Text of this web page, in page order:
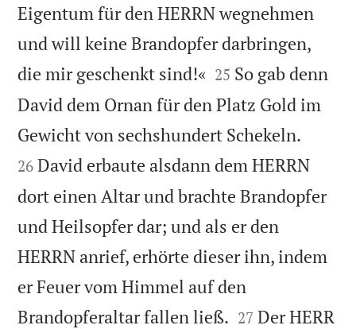
Eigentum für den HERRN wegnehmen
und will keine Brandopfer darbringen,
die mir geschenkt sind!« 

25 So gab denn
David dem Ornan für den Platz Gold im
Gewicht von sechshundert Schekeln.
26 David erbaute alsdann dem HERRN
dort einen Altar und brachte Brandopfer
und Heilsopfer dar; und als er den
HERRN anrief, erhörte dieser ihn, indem
er Feuer vom Himmel auf den
Brandopferaltar fallen ließ. 

27 Der HERR